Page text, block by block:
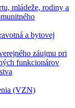
mládeže, rodiny a
a bytovej
záujmu pri
funkcionárov
(VZN)